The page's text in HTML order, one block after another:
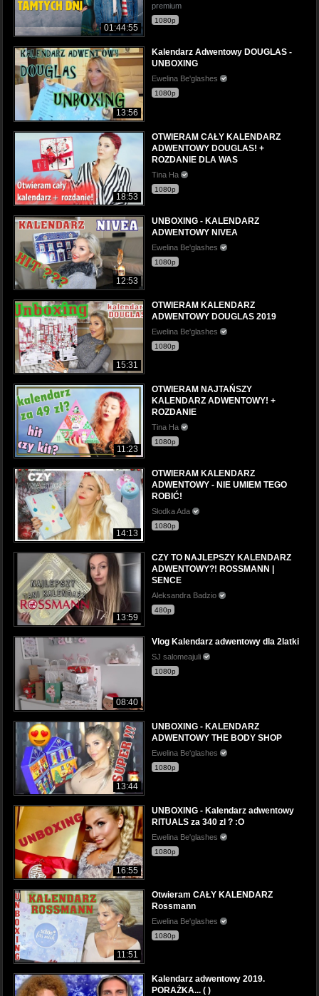
01:44:55
premium
1080p
13:56
Kalendarz Adwentowy DOUGLAS -
UNBOXING
Ewelina Be'glashes
1080p
18:53
OTWIERAM CAŁY KALENDARZ
ADWENTOWY DOUGLAS! +
ROZDANIE DLA WAS
Tina Ha
1080p
12:53
UNBOXING - KALENDARZ
ADWENTOWY NIVEA
Ewelina Be'glashes
1080p
15:31
OTWIERAM KALENDARZ
ADWENTOWY DOUGLAS 2019
Ewelina Be'glashes
1080p
11:23
OTWIERAM NAJTAŃSZY
KALENDARZ ADWENTOWY! +
ROZDANIE
Tina Ha
1080p
14:13
OTWIERAM KALENDARZ
ADWENTOWY - NIE UMIEM TEGO
ROBIĆ!
Słodka Ada
1080p
13:59
CZY TO NAJLEPSZY KALENDARZ
ADWENTOWY?! ROSSMANN |
SENCE
Aleksandra Badzio
480p
08:40
Vlog Kalendarz adwentowy dla 2latki
SJ salomeajuli
1080p
13:44
UNBOXING - KALENDARZ
ADWENTOWY THE BODY SHOP
Ewelina Be'glashes
1080p
16:55
UNBOXING - Kalendarz adwentowy
RITUALS za 340 zl ? :O
Ewelina Be'glashes
1080p
11:51
Otwieram CAŁY KALENDARZ
Rossmann
Ewelina Be'glashes
1080p
Kalendarz adwentowy 2019.
PORAŻKA... ( )